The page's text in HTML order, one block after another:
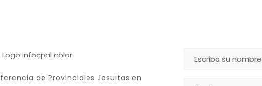
de Provinciales Jesuitas en